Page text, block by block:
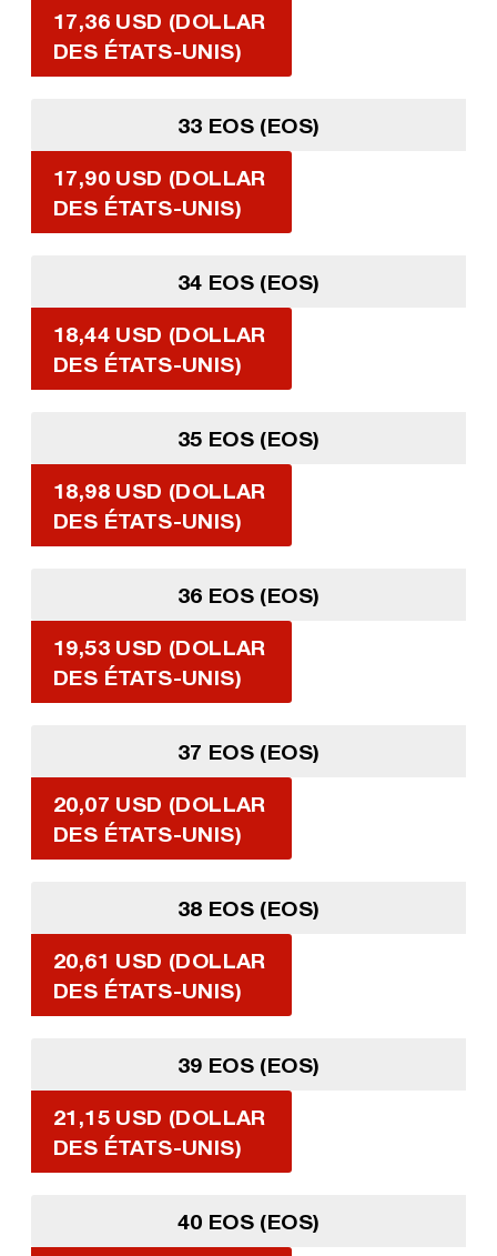
17,36 USD (DOLLAR
DES ÉTATS-UNIS)
33 EOS (EOS)
17,90 USD (DOLLAR
DES ÉTATS-UNIS)
34 EOS (EOS)
18,44 USD (DOLLAR
DES ÉTATS-UNIS)
35 EOS (EOS)
18,98 USD (DOLLAR
DES ÉTATS-UNIS)
36 EOS (EOS)
19,53 USD (DOLLAR
DES ÉTATS-UNIS)
37 EOS (EOS)
20,07 USD (DOLLAR
DES ÉTATS-UNIS)
38 EOS (EOS)
20,61 USD (DOLLAR
DES ÉTATS-UNIS)
39 EOS (EOS)
21,15 USD (DOLLAR
DES ÉTATS-UNIS)
40 EOS (EOS)